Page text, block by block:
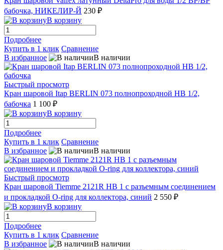
бабочка, НИКЕЛИР-Й 230 ₽
В корзину
Подробнее
Купить в 1 клик Сравнение
В избранное
В наличии
Быстрый просмотр
Кран шаровой Itap BERLIN 073 полнопроходной НВ 1/2,
бабочка 1 100 ₽
В корзину
Подробнее
Купить в 1 клик Сравнение
В избранное
В наличии
Быстрый просмотр
Кран шаровой Tiemme 2121R НВ 1 с разъемным соединением
и прокладкой О-ring для коллектора, синий 2 550 ₽
В корзину
Подробнее
Купить в 1 клик Сравнение
В избранное
В наличии